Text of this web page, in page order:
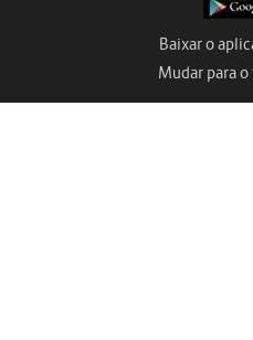
Baixar o
Mudar para